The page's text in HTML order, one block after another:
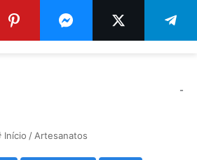
-
Início / Artesanatos